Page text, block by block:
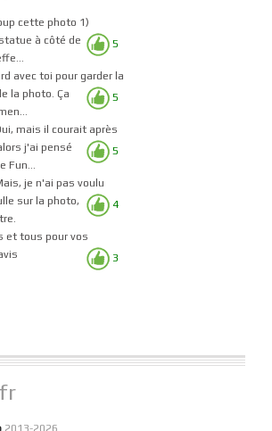
5
cette photo 1)
à côté de
5
avec toi pour garder la
la photo. Ça
5
mais il courait après
j'ai pensé
Fun...
4
je n'ai pas voulu
sur la photo,
3
et tous pour vos
2013-2026